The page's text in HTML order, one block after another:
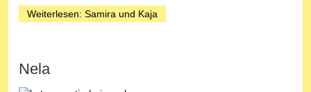
Weiterlesen: Samira und Kaja
Nela